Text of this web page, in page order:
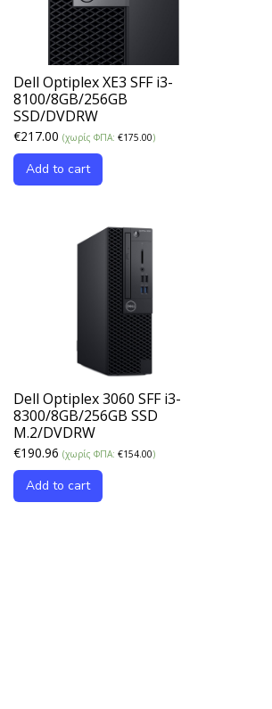
Dell Optiplex XE3 SFF i3-
8100/8GB/256GB
SSD/DVDRW
€217.00 (χωρίς ΦΠΑ: €175.00)
Add to cart
Dell Optiplex 3060 SFF i3-
8300/8GB/256GB SSD
M.2/DVDRW
€190.96 (χωρίς ΦΠΑ: €154.00)
Add to cart